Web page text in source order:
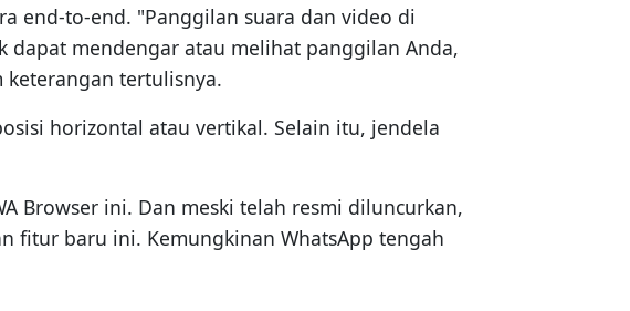
end-to-end. "Panggilan suara dan video di
dapat mendengar atau melihat panggilan Anda,
keterangan tertulisnya.
horizontal atau vertikal. Selain itu, jendela
Browser ini. Dan meski telah resmi diluncurkan,
fitur baru ini. Kemungkinan WhatsApp tengah